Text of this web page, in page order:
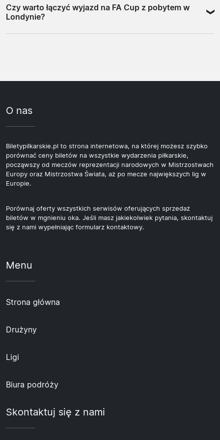
podmiejskie z kilku stacji. Warto przyjechać z zapasem
czasu, bo w pobliżu stadionu robi się gęsto na godzinę
przed meczem.
Remis po 90 minutach oznacza dogrywkę, a jeśli wynik
pozostaje nierozstrzygnięty, o awansie decydują rzuty
karne. Ta zasada obowiązuje od pierwszej rundy aż po
Czy warto łączyć wyjazd na FA Cup z pobytem w
Londynie?
pamiętać, że hotele w pobliżu Wembley i w centrum
O nas
Biletypilkarskie.pl to strona internetowa, na której możesz szybko
porównać ceny biletów na wszystkie wydarzenia piłkarskie,
począwszy od meczów reprezentacji narodowych w Mistrzostwach
Europy oraz Mistrzostwa Świata, aż po mecze największych lig w
Europie.
Porównaj oferty wszystkich serwisów oferujących sprzedaż
biletów w mgnieniu oka. Jeśli masz jakiekolwiek pytania, skontaktuj
się z nami wypełniając formularz kontaktowy.
Menu
Strona główna
Drużyny
Ligi
Biura podróży
Skontaktuj się z nami